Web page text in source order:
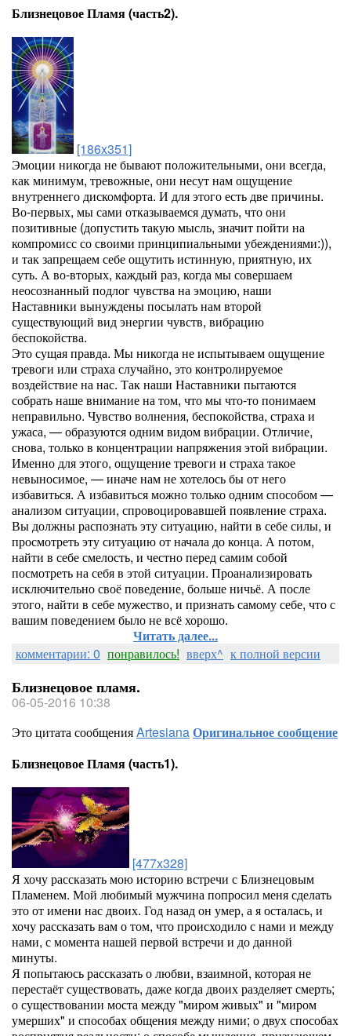
Близнецовое Пламя (часть2).
[186x351]
Эмоции никогда не бывают положительными, они всегда,
как минимум, тревожные, они несут нам ощущение
внутреннего дискомфорта. И для этого есть две причины.
Во-первых, мы сами отказываемся думать, что они
позитивные (допустить такую мысль, значит пойти на
компромисс со своими принципиальными убеждениями:)),
и так запрещаем себе ощутить истинную, приятную, их
суть. А во-вторых, каждый раз, когда мы совершаем
неосознанный подлог чувства на эмоцию, наши
Наставники вынуждены посылать нам второй
существующий вид энергии чувств, вибрацию
беспокойства.
Это сущая правда. Мы никогда не испытываем ощущение
тревоги или страха случайно, это контролируемое
воздействие на нас. Так наши Наставники пытаются
собрать наше внимание на том, что мы что-то понимаем
неправильно. Чувство волнения, беспокойства, страха и
ужаса, — образуются одним видом вибрации. Отличие,
снова, только в концентрации напряжения этой вибрации.
Именно для этого, ощущение тревоги и страха такое
невыносимое, — иначе нам не хотелось бы от него
избавиться. А избавиться можно только одним способом —
анализом ситуации, спровоцировавшей появление страха.
Вы должны распознать эту ситуацию, найти в себе силы, и
просмотреть эту ситуацию от начала до конца. А потом,
найти в себе смелость, и честно перед самим собой
посмотреть на себя в этой ситуации. Проанализировать
исключительно своё поведение, больше ничьё. А после
этого, найти в себе мужество, и признать самому себе, что с
вашим поведением было не всё хорошо.
Читать далее...
комментарии: 0 понравилось! вверх^ к полной версии
Близнецовое пламя.
06-05-2016 10:38
Это цитата сообщенияArtesianaОригинальное сообщение
Близнецовое Пламя (часть1).
[477x328]
Я хочу рассказать мою историю встречи с Близнецовым
Пламенем. Мой любимый мужчина попросил меня сделать
это от имени нас двоих. Год назад он умер, а я осталась, и
хочу рассказать вам о том, что происходило с нами и между
нами, с момента нашей первой встречи и до данной
минуты.
Я попытаюсь рассказать о любви, взаимной, которая не
перестаёт существовать, даже когда двоих разделяет смерть;
о существовании моста между "миром живых" и "миром
умерших" и способах общения между ними; о двух способах